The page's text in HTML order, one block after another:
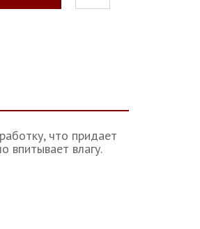
что придает
впитывает влагу.